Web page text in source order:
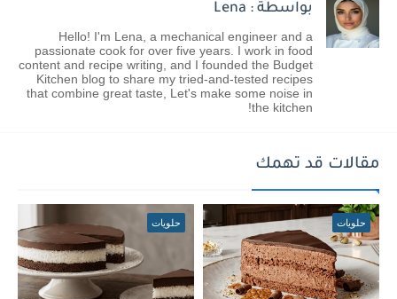
بواسطة : Lena
Hello! I'm Lena, a mechanical engineer and a
passionate cook for over five years. I work in food
content and recipe writing, and I founded the Budget
Kitchen blog to share my tried-and-tested recipes
that combine great taste, Let's make some noise in
the kitchen!
مقالات قد تهمك
حلويات حلويات